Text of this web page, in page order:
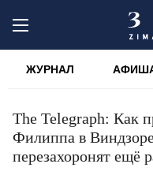
ЖУРНАЛ
The Telegraph: Как
Филиппа в
перезахоронят ещё